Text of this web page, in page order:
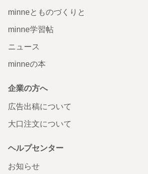
minneとものづくりと
minne学習帖
ニュース
minneの本
企業の方へ
広告出稿について
大口注文について
ヘルプセンター
お知らせ